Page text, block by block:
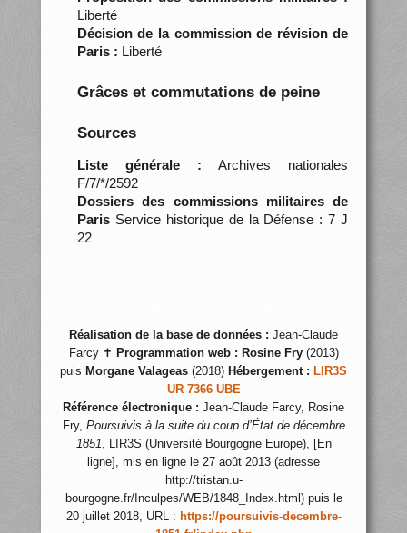
Liberté
Décision de la commission de révision de
Paris : Liberté
Grâces et commutations de peine
Sources
Liste générale : Archives nationales
F/7/*/2592
Dossiers des commissions militaires de
ParisService historique de la Défense : 7 J
22
Réalisation de la base de données : Jean-Claude
Farcy ✝ Programmation web : Rosine Fry(2013)
puis Morgane Valageas (2018) Hébergement : LIR3S
UR 7366 UBE
Référence électronique : Jean-Claude Farcy, Rosine
Fry, Poursuivis à la suite du coup d’État de décembre
1851, LIR3S (Université Bourgogne Europe), [En
ligne], mis en ligne le 27 août 2013 (adresse
http://tristan.u-
bourgogne.fr/Inculpes/WEB/1848_Index.html) puis le
20 juillet 2018, URL : https://poursuivis-decembre-